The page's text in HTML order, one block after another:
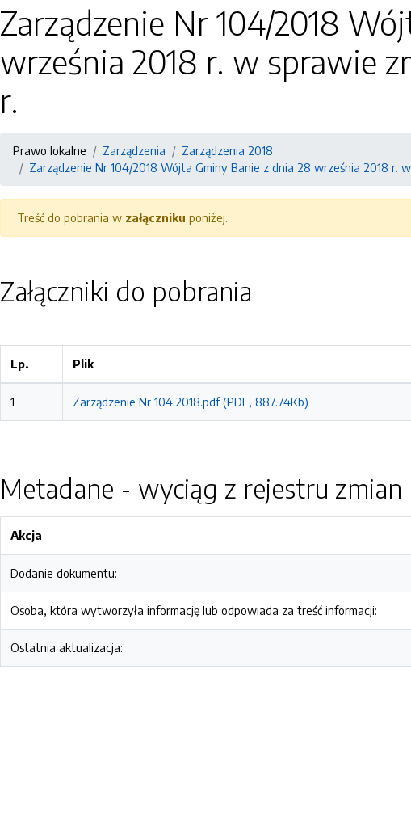
Zarządzenie Nr 104/2018
września 2018 r. w sprawie
r.
Prawo lokalne Zarządzenia
Zarządzenia 2018
Zarządzenie Nr 104/2018 Wójta Gminy Banie z dnia 28 września 2018 r.
Treść do pobrania w załączniku poniżej.
Załączniki do pobrania
Lp. Plik
1 Zarządzenie Nr 104.2018.pdf (PDF, 887.74Kb)
Metadane - wyciąg z rejestru zmian
Akcja
Dodanie dokumentu:
Osoba, która wytworzyła informację lub odpowiada za treść informacji:
Ostatnia aktualizacja: